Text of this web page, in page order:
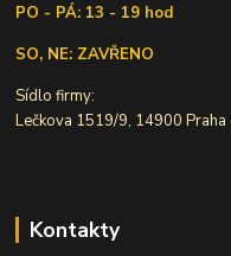
PO - PÁ: 13 - 19 hod
SO, NE: ZAVŘENO
Sídlo firmy:
Lečkova 1519/9, 14900 Praha
Kontakty